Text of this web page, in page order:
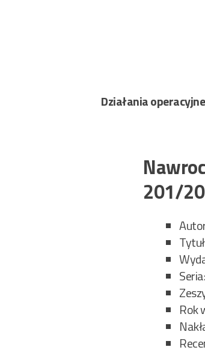
Działania operacyjne
201/
Rok